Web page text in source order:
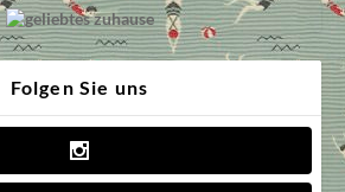
Folgen Sie uns